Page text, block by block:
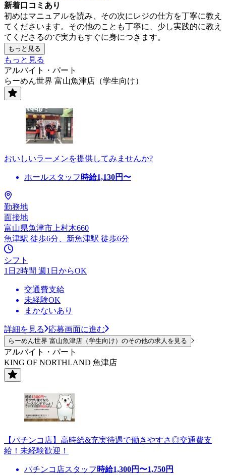
新着口コミあり
初めはマニュアルを読み、その次にレジの仕方を丁寧に教え
てくださいます。その他のことも丁寧に、少し実践的に教え
てくださるので実力もすぐに身につきます。
もっと見る
もっと見る
アルバイト・パート
らーめん世界 富山魚津店（学生向け）
おいしいラーメンを提供してみませんか?
ホールスタッフ 時給1,130円〜
勤務地
面接地
富山県魚津市上村木660
魚津駅 徒歩6分、新魚津駅 徒歩6分
シフト
1日2時間 週1日からOK
交通費支給
未経験OK
まかないあり
詳細を見る 応募画面に進む
らーめん世界 富山魚津店（学生向け）のその他の求人を見る
アルバイト・パート
KING OF NORTHLAND 魚津店
【パチンコ店】高時給&充実待遇で働きやすさ◎交通費支
給！未経験歓迎！
パチンコ店スタッフ 時給1,300円〜1,750円